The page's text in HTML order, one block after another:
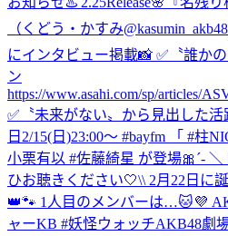
（くどう・かすみ
にインタビュー掲載📸 ✅〝誰か
ン
https://www.asahi.com/sp/articles/
✅〝未来がない〟から見出した活
日2/15(日)23:00～ #bayfm 「 #柱
小栗有以 #佐藤綺星 が登場🎀´‐
ひお聴きください🤍\\ 2月22日に
👑🐾 1人目のメンバーは…🐱💜
ャーKB #妖怪ウォッチAKB48劇